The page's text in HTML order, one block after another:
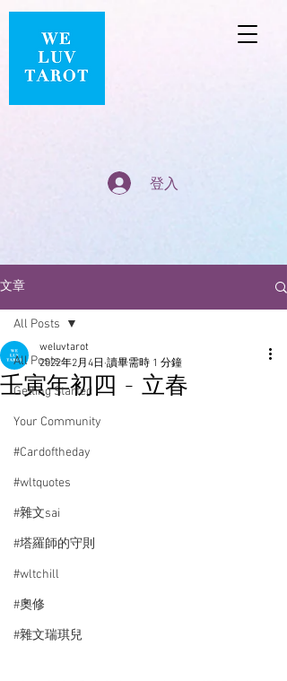
登入
文章
All Posts
Getting Started
Your Community
#Cardoftheday
#wltquotes
#雜文sai
#塔羅師的守則
#wltchill
#奧修
#雜文瑞琪兒
All Posts
壬寅年初四 - 立春
weluvtarot
2022年2月4日 讀畢需時 1 分鐘